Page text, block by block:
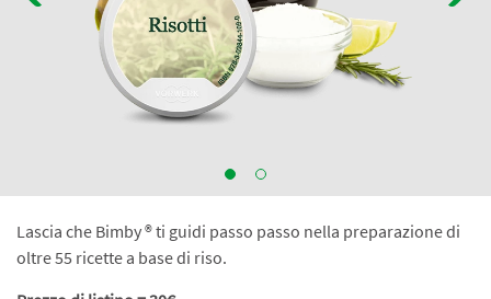
Lascia che Bimby ® ti guidi passo passo nella preparazione di
oltre 55 ricette a base di riso.